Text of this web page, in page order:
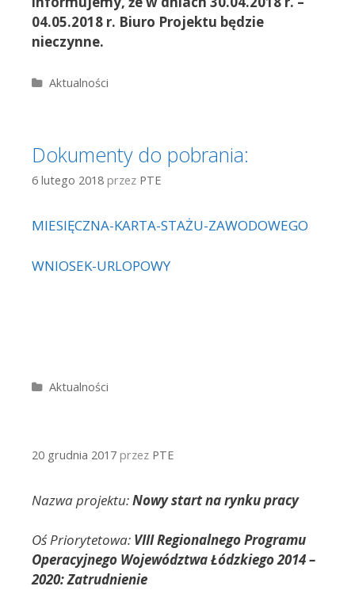
04.05.2018 r. Biuro Projektu będzie
nieczynne.
Kategorie
Aktualności
Dokumenty do pobrania:
6 lutego 2018 przez PTE
MIESIĘCZNA-KARTA-STAŻU-ZAWODOWEGO
WNIOSEK-URLOPOWY
Kategorie
Aktualności
20 grudnia 2017 przez PTE
Nazwa projektu:Nowy start na rynku pracy
Oś Priorytetowa: VIII Regionalnego Programu
Operacyjnego Województwa Łódzkiego 2014 –
2020: Zatrudnienie